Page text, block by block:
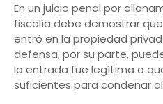
En un juicio penal por
fiscalía debe demostrar
entró en la propiedad
defensa, por su parte,
la entrada fue legítima o
suficientes para condenar